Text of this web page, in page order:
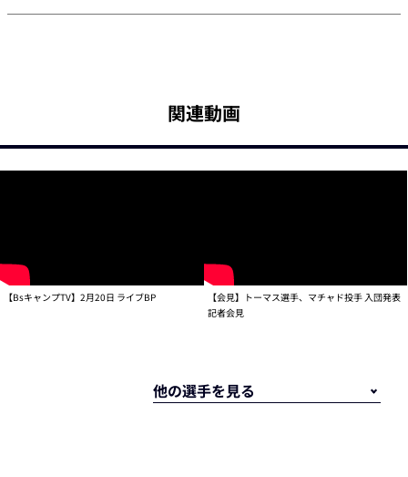
関連動画
【BsキャンプTV】2月20日 ライブBP
【会見】トーマス選手、マチャド投手 入団発表
記者会見